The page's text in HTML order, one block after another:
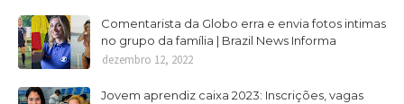
Comentarista da Globo erra e envia fotos intimas
no grupo da família | Brazil News Informa
dezembro 12, 2022
Jovem aprendiz caixa 2023: Inscrições, vagas